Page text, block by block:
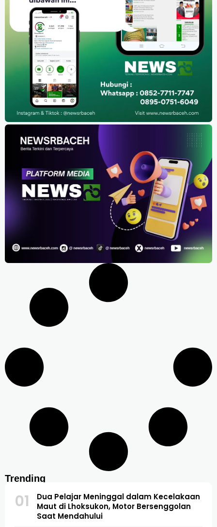
Trending
01
Dua Pelajar Meninggal dalam Kecelakaan
Maut di Lhoksukon, Motor Bersenggolan
Saat Mendahului